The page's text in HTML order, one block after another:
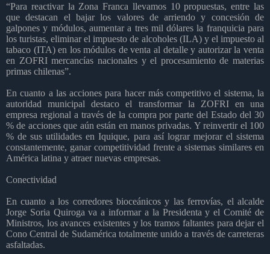
“Para reactivar la Zona Franca llevamos 10 propuestas, entre las
que destacan el bajar los valores de arriendo y concesión de
galpones y módulos, aumentar a tres mil dólares la franquicia para
los turistas, eliminar el impuesto de alcoholes (ILA) y el impuesto al
tabaco (ITA) en los módulos de venta al detalle y autorizar la venta
en ZOFRI mercancías nacionales y el procesamiento de materias
primas chilenas”.
En cuanto a las acciones para hacer más competitivo el sistema, la
autoridad municipal destaco el transformar la ZOFRI en una
empresa regional a través de la compra por parte del Estado del 30
% de acciones que aún están en manos privadas. Y reinvertir el 100
% de sus utilidades en Iquique, para así lograr mejorar el sistema
constantemente, ganar competitividad frente a sistemas similares en
América latina y atraer nuevas empresas.
Conectividad
En cuanto a los corredores bioceánicos y las ferrovías, el alcalde
Jorge Soria Quiroga va a informar a la Presidenta y el Comité de
Ministros, los avances existentes y los tramos faltantes para dejar el
Cono Central de Sudamérica totalmente unido a través de carreteras
asfaltadas.